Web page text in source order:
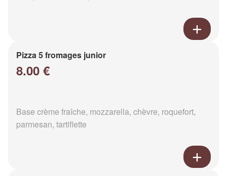
Pizza 5 fromages junior
8.00 €
Base crème fraîche, mozzarella, chèvre, roquefort,
parmesan, tartiflette